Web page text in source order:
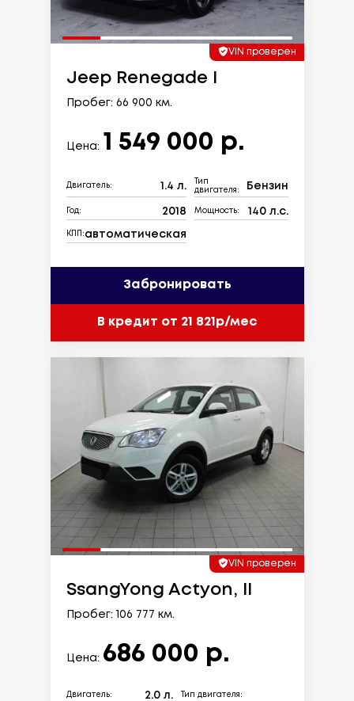
VIN проверен
Jeep Renegade I
Пробег: 66 900 км.
Цена: 1 549 000 р.
Двигатель: 1.4 л.
Тип
двигателя:
Бензин
Год: 2018 Мощность: 140 л.с.
КПП: автоматическая
Забронировать
В кредит от 21 821р/мес
VIN проверен
SsangYong Actyon, II
Пробег: 106 777 км.
Цена: 686 000 р.
Двигатель: 2.0 л. Тип двигателя: